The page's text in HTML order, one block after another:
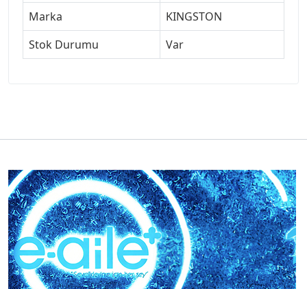
Marka
KINGSTON
Stok Durumu
Var